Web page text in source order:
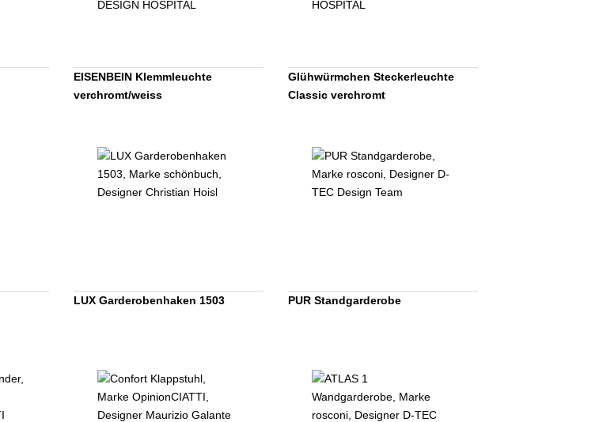
EISENBEIN Klemmleuchte
verchromt/weiss
Glühwürmchen Steckerleuchte
Classic verchromt
LUX Garderobenhaken 1503 PUR Standgarderobe